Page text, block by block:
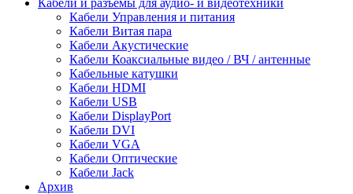
Кабели Управления и питания
Кабели Витая пара
Кабели Акустические
Кабели Коаксиальные видео / ВЧ / антенные
Кабельные катушки
Кабели HDMI
Кабели USB
Кабели DisplayPort
Кабели DVI
Кабели VGA
Кабели Оптические
Кабели Jack
Архив